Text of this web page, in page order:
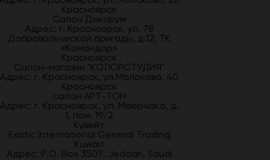
Красноярск
Салон Декорум
Адрес: г. Красноярск, ул. 78
Добровольческой бригады, д.12, ТК
«Командор»
Красноярск
Салон-магазин "КОЛОРСТУДИЯ"
Адрес: г. Красноярск, ул.Молокова, 40
Красноярск
салон АРТ-ТОН
Адрес: г. Красноярск, ул. Маерчака, д.
1, пом. 19/2
Кувейт
Exotic International General Trading
Kuwait
Адрес: P.O. Box 3507, Jeddah, Saudi